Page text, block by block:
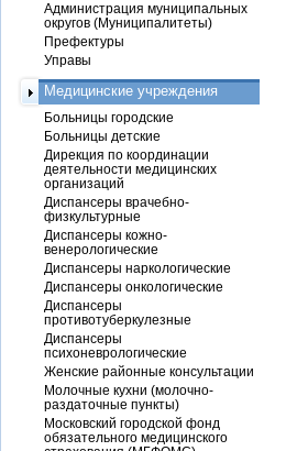
Администрация муниципальных
округов (Муниципалитеты)
Префектуры
Управы
Медицинские учреждения
Больницы городские
Больницы детские
Дирекция по координации
деятельности медицинских
организаций
Диспансеры врачебно-
физкультурные
Диспансеры кожно-
венерологические
Диспансеры наркологические
Диспансеры онкологические
Диспансеры
противотуберкулезные
Диспансеры
психоневрологические
Женские районные консультации
Молочные кухни (молочно-
раздаточные пункты)
Московский городской фонд
обязательного медицинского